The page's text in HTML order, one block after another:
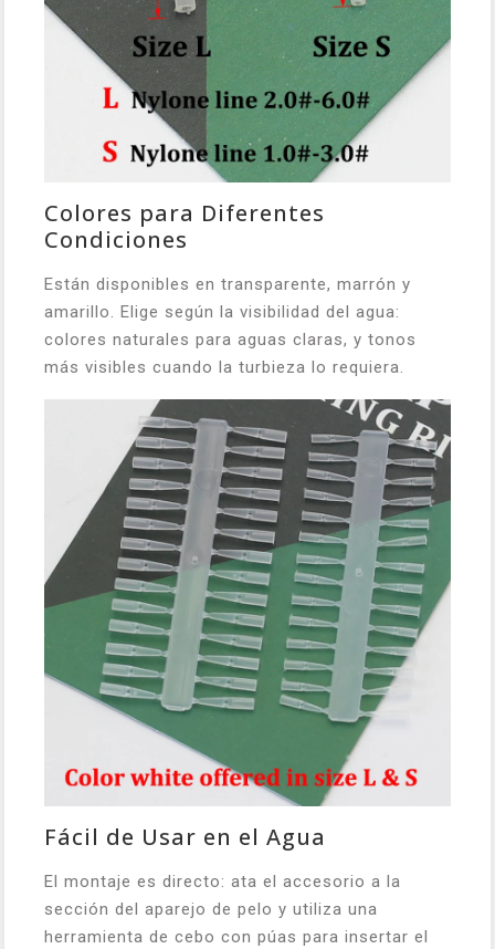
Colores para Diferentes
Condiciones
Están disponibles en transparente, marrón y
amarillo. Elige según la visibilidad del agua:
colores naturales para aguas claras, y tonos
más visibles cuando la turbieza lo requiera.
Fácil de Usar en el Agua
El montaje es directo: ata el accesorio a la
sección del aparejo de pelo y utiliza una
herramienta de cebo con púas para insertar el